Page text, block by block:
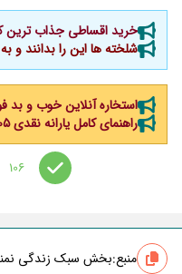
خرید اقساطی جذاب
شلخته ها این را بدانند و
استخاره آنلاین خوب و بد
راهنمای کامل یارانه نقدی ۱۴۰۵؛ مبلغ، زمان واریز، دهک‌بندی
106
منبع:بخش سبک زندگی